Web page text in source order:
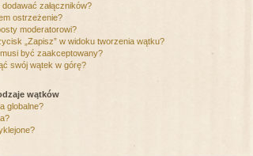
załączników?
ostrzeżenie?
moderatorowi?
„Zapisz” w widoku tworzenia wątku?
być zaakceptowany?
swój wątek w górę?
wątków
globalne?